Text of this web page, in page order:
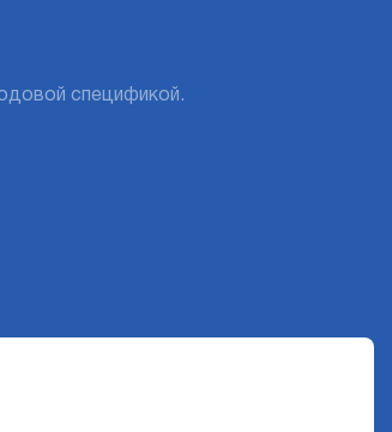
спецификой.